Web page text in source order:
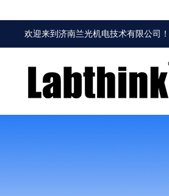
欢迎来到济南兰光机电技术有限公司 ！